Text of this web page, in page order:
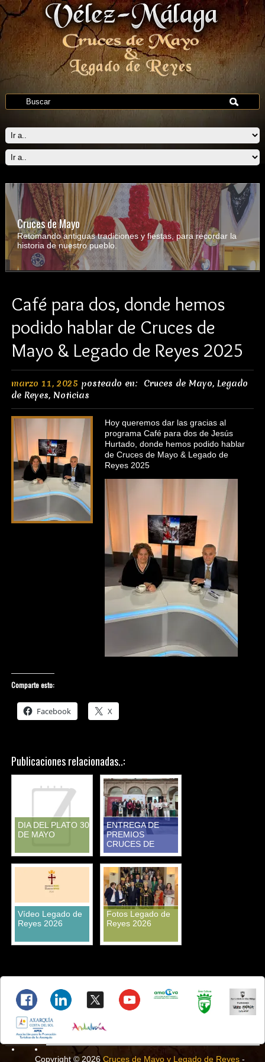
Cruces de Mayo
Retomando antiguas tradiciones y fiestas, para recordar la
historia de nuestro pueblo.
Café para dos, donde hemos
podido hablar de Cruces de
Mayo & Legado de Reyes 2025
marzo 11, 2025 posteado en: Cruces de Mayo, Legado
de Reyes, Noticias
Hoy queremos dar las gracias al
programa Café para dos de Jesús
Hurtado, donde hemos podido hablar
de Cruces de Mayo & Legado de
Reyes 2025
Comparte esto:
Facebook X
Publicaciones relacionadas..:
DIA DEL PLATO 30
DE MAYO
ENTREGA DE
PREMIOS
CRUCES DE
MAYO
Vídeo Legado de
Reyes 2026
Fotos Legado de
Reyes 2026
Copyright © 2026Cruces de Mayo y Legado de Reyes-